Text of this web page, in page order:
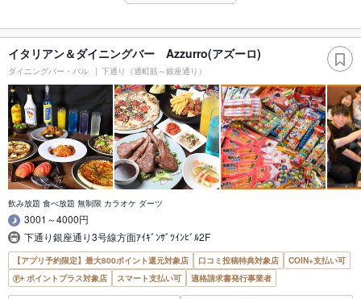
イタリアン＆ダイニングバー Azzurro(アズーロ)
ダイニングバー・バル 下通り（通町筋～銀座通り）
飲み放題 食べ放題 無制限 カラオケ ダーツ
3001～4000円
下通り銀座通り3号線方面ｱｲｷﾞﾝｻﾞﾂｲﾝﾋﾞﾙ2F
【アプリ予約限定】最大800ポイント還元対象店 口コミ投稿特典対象店
COIN+支払い可
ポイントプラス対象店
スマート支払い可 適格請求書発行事業者